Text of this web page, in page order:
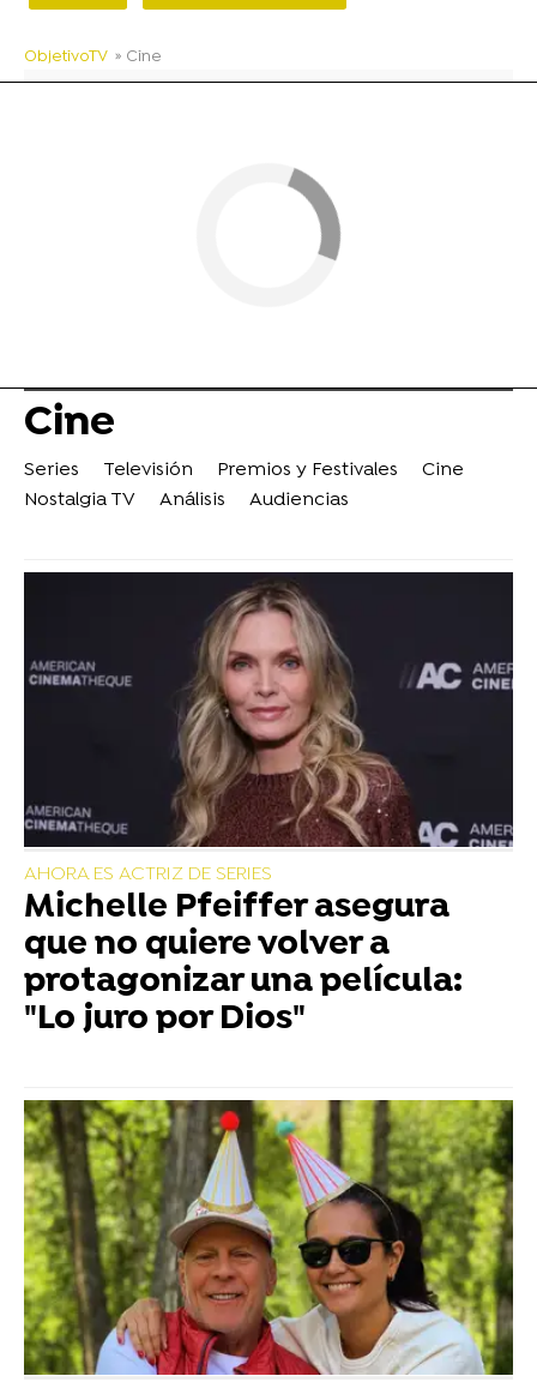
ObjetivoTV » Cine
Cine
Series Televisión Premios y Festivales
Cine
Nostalgia TV
Análisis Audiencias
AHORA ES ACTRIZ DE SERIES
Michelle Pfeiffer asegura
que no quiere volver a
protagonizar una película:
"Lo juro por Dios"